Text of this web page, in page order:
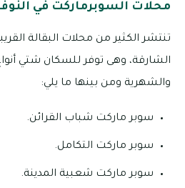
محلات السوبرماركت في النوف 2 في
الشارقة، وهى توفر للسكان شتي
والشهرية ومن بينها ما يلي:
سوبر ماركت شباب القرائن.
سوبر ماركت التكامل.
سوبر ماركت شعبية المدينة.